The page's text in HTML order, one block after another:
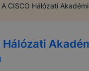
A CISCO Hálózati
Hálózati